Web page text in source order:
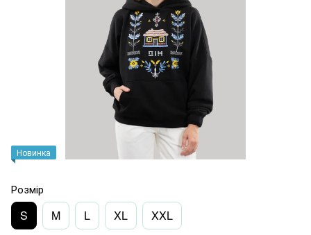
Новинка
Розмір
S M L XL XXL